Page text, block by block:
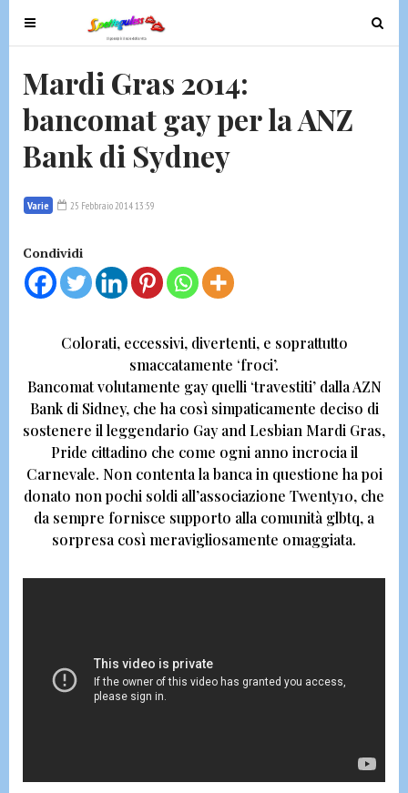
T
o
g
l
e
n
v
i
a
t
T
o
Mardi Gras 2014:
bancomat gay per la ANZ
Bank di Sydney
Varie 25 Febbraio 2014 13:59
Condividi
Colorati, eccessivi, divertenti, e soprattutto
smaccatamente ‘froci’.
Bancomat volutamente gay quelli ‘travestiti’ dalla AZN
Bank di Sidney,che ha così simpaticamente deciso di
sostenere il leggendario Gay and Lesbian Mardi Gras,
Pride cittadino che come ogni anno incrocia il
Carnevale. Non contenta la banca in questione ha poi
donato non pochi soldi all’associazione Twenty10, che
da sempre fornisce supporto alla comunità glbtq, a
sorpresa così meravigliosamente omaggiata.